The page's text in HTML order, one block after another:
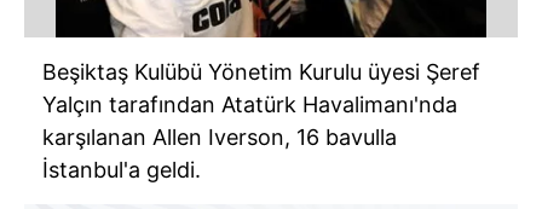
Beşiktaş Kulübü Yönetim Kurulu üyesi Şeref
Yalçın tarafından Atatürk Havalimanı'nda
karşılanan Allen Iverson, 16 bavulla
İstanbul'a geldi.